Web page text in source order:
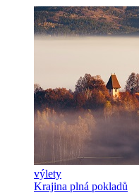
výlety
Krajina plná pokladů